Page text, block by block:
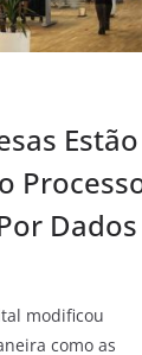
Estão
Dados
modificou
como as